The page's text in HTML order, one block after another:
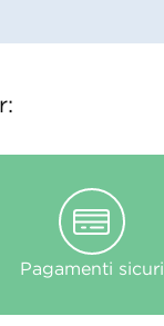
Pagamenti sicuri